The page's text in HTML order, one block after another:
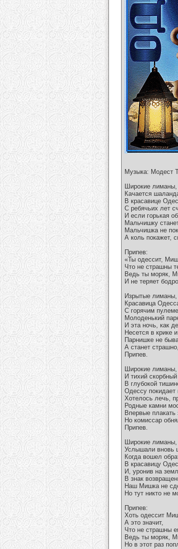
Музыка: Модест
Широкие
Качается
В красавице
С ребячьих лет
И если горькая
Мальчишку
Мальчишка не
А коль покажет,
Припев:
«Ты одессит,
Что не страшны
Ведь ты моряк,
И не теряет
Изрытые
Красавица
С горячим
Молоденький
И эта ночь, как
Несется в крике
Парнишке не
А станет
Припев.
Широкие
И тихий
В глубокой
Одессу покидает
Хотелось лечь,
Родные камни
Впервые плакать
Но комиссар
Припев.
Широкие
Услышали вновь
Когда вошел
В красавицу
И, уронив на
В знак
Наш Мишка не
Но тут никто не
Припев:
Хоть одессит
А это значит,
Что не страшны
Ведь ты моряк,
Но в этот раз